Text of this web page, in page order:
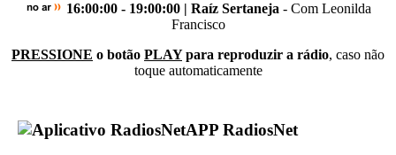
16:00:00 - 19:00:00 | Raíz Sertaneja - Com Leonilda
Francisco
PRESSIONE o botão PLAYpara reproduzir a rádio, caso não
toque automaticamente
APP RadiosNet